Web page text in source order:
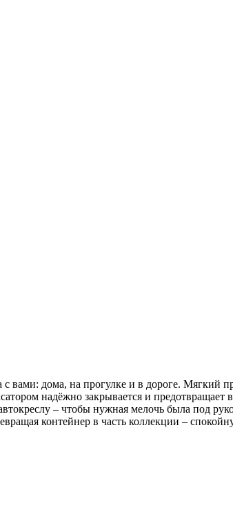
вами: дома, на прогулке и в дороге.
надёжно закрывается и предотвращает
– чтобы нужная мелочь была под
контейнер в часть коллекции –